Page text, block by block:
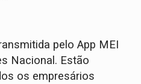
pelo App MEI
Nacional. Estão
os empresários